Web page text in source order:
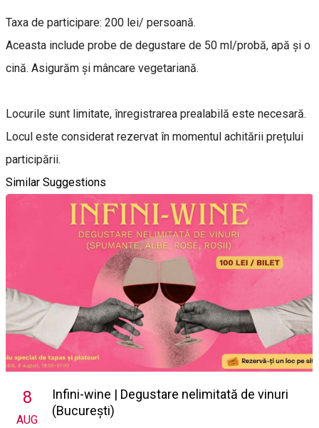
Taxa de participare: 200 lei/ persoană.
Aceasta include probe de degustare de 50 ml/probă, apă și o
cină. Asigurăm și mâncare vegetariană.
Locurile sunt limitate, înregistrarea prealabilă este necesară.
Locul este considerat rezervat în momentul achitării prețului
participării.
Similar Suggestions
8
AUG
Infini-wine | Degustare nelimitată de vinuri
(București)